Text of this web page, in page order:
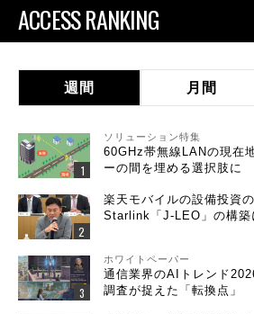
ACCESS RANKING
週間 月間
ソリューション特集
60GHz帯無線LANの現
ーの間を埋める選択肢に
楽天モバイルの設備投資
Starlink「J-LEO」の構築
ホワイトペーパー
通信業界のAIトレンド
調査が捉えた「転換点」